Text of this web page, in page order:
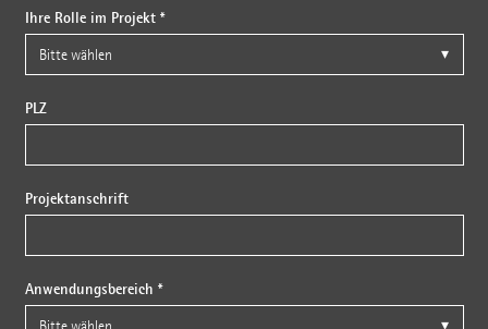
Ihre Rolle im Projekt *
PLZ
Projektanschrift
Anwendungsbereich *